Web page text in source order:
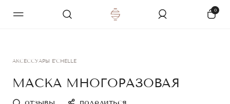
0
АКСЕССУАРЫ E'CHELLE
МАСКА МНОГОРАЗОВАЯ